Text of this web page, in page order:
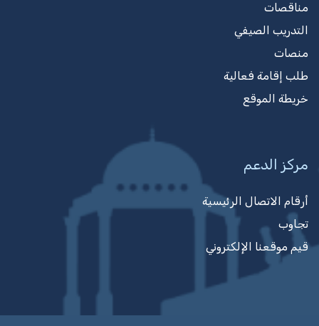
مناقصات
التدريب الصيفي
منصات
طلب إقامة فعالية
خريطة الموقع
مركز الدعم
أرقام الاتصال الرئيسية
تجاوب
قيم موقعنا الإلكتروني